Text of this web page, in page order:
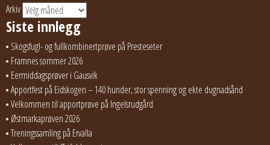
Arkiv
Siste innlegg
Skogsfugl- og fullkombinertprøve på Presteseter
Framnes sommer 2026
Eermiddagsprøver i Gausvik
Apportfest på Eidskogen – 140 hunder, stor spenning og ekte dugnadsånd
Velkommen til apportprøve på Ingelsrudgård
Østmarkaprøven 2026
Treningssamling på Ervalla